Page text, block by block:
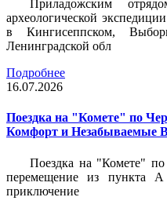
Приладожским
археологической
в Кингисеппском,
Ленинградской обл
Подробнее
16.07.2026
Поездка на "Комете" по
Комфорт и Незабываемые
Поездка на "Комете"
перемещение из пункта
приключение